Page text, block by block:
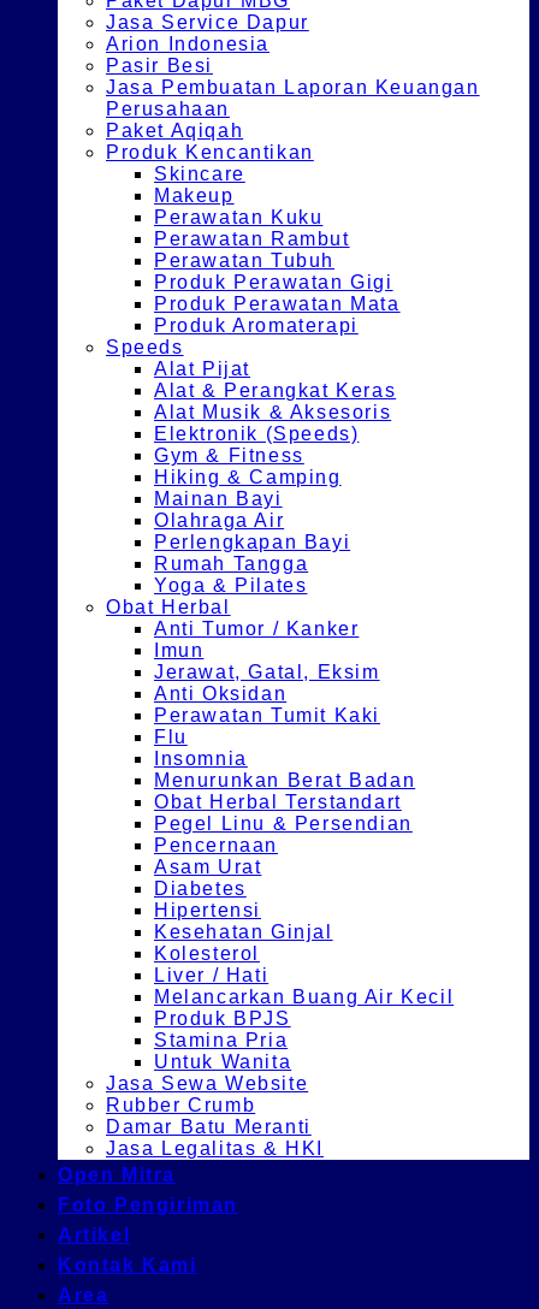
Jasa Service Dapur
Arion Indonesia
Pasir Besi
Jasa Pembuatan Laporan Keuangan
Perusahaan
Paket Aqiqah
Produk Kencantikan
Skincare
Makeup
Perawatan Kuku
Perawatan Rambut
Perawatan Tubuh
Produk Perawatan Gigi
Produk Perawatan Mata
Produk Aromaterapi
Speeds
Alat Pijat
Alat & Perangkat Keras
Alat Musik & Aksesoris
Elektronik (Speeds)
Gym & Fitness
Hiking & Camping
Mainan Bayi
Olahraga Air
Perlengkapan Bayi
Rumah Tangga
Yoga & Pilates
Obat Herbal
Anti Tumor / Kanker
Imun
Jerawat, Gatal, Eksim
Anti Oksidan
Perawatan Tumit Kaki
Flu
Insomnia
Menurunkan Berat Badan
Obat Herbal Terstandart
Pegel Linu & Persendian
Pencernaan
Asam Urat
Diabetes
Hipertensi
Kesehatan Ginjal
Kolesterol
Liver / Hati
Melancarkan Buang Air Kecil
Produk BPJS
Stamina Pria
Untuk Wanita
Jasa Sewa Website
Rubber Crumb
Damar Batu Meranti
Jasa Legalitas & HKI
Open Mitra
Foto Pengiriman
Artikel
Kontak Kami
Area